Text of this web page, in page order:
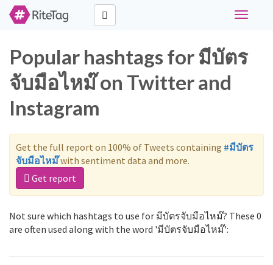
Toggle
Popular hashtags for มีบัตร
จับมือไหม๊ on Twitter and
Instagram
Get the full report on 100% of Tweets containing #มีบัตร
จับมือไหม๊with sentiment data and more.
Get report
Not sure which hashtags to use for มีบัตรจับมือไหม๊? These 0
are often used along with the word 'มีบัตรจับมือไหม๊':